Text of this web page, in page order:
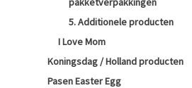
5. Additionele producten
I Love Mom
Koningsdag / Holland producten
Pasen Easter Egg